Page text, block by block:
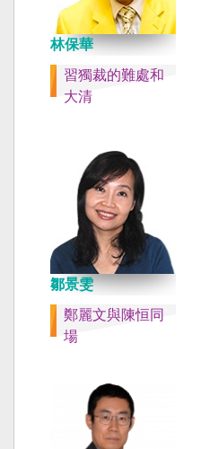
林保華
習獨裁的難處和
大清
鄒景雯
鄭麗文與陳恒同
場